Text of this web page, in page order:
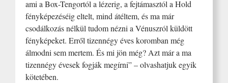
ami a Box-Tengortól a lézerig, a fejtámasztól a Hold
fényképezéséig eltelt, mind átéltem, és ma már
csodálkozás nélkül tudom nézni a Vénuszról küldött
fényképeket. Erről tizennégy éves koromban még
álmodni sem mertem. És mi jön még? Azt már a ma
tizennégy évesek fogják megírni” – olvashatjuk egyik
kötetében.